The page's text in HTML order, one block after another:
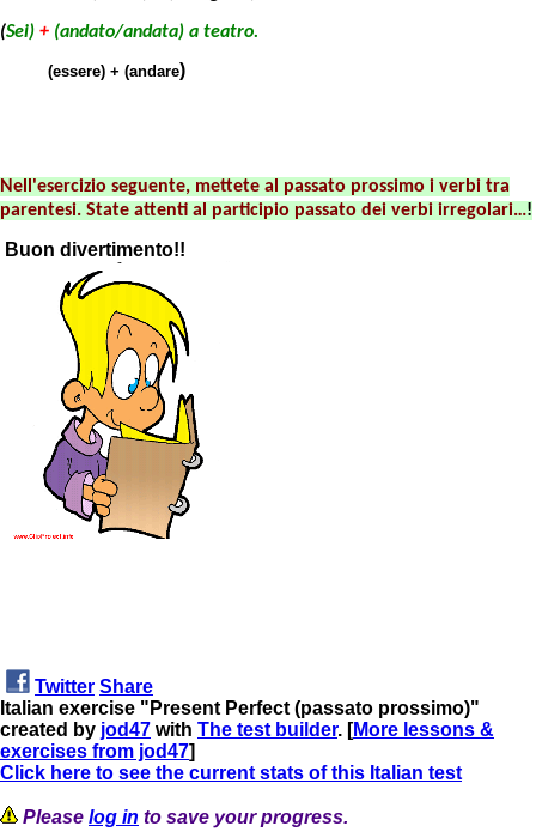
(Sei) + (andato/andata) a teatro.
(essere) + (andare)
Nell'esercizio seguente, mettete al passato prossimo i verbi tra
parentesi. State attenti al participio passato dei verbi irregolari…!
Buon divertimento!!
Twitter Share
Italian exercise "Present Perfect (passato prossimo)"
created by jod47 with The test builder. [More lessons &
exercises from jod47]
Click here to see the current stats of this Italian test
Please log in to save your progress.